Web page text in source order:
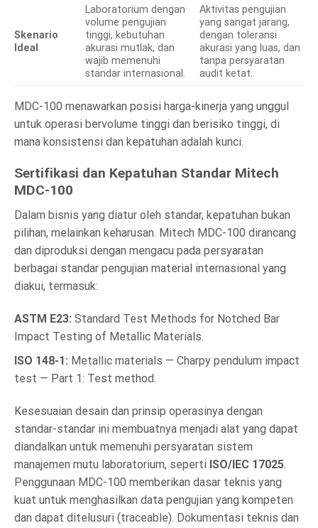
Skenario
Ideal
Laboratorium dengan
volume pengujian
tinggi, kebutuhan
akurasi mutlak, dan
wajib memenuhi
standar internasional.
Aktivitas pengujian
yang sangat jarang,
dengan toleransi
akurasi yang luas, dan
tanpa persyaratan
audit ketat.
MDC-100 menawarkan posisi harga-kinerja yang unggul
untuk operasi bervolume tinggi dan berisiko tinggi, di
mana konsistensi dan kepatuhan adalah kunci.
Sertifikasi dan Kepatuhan Standar Mitech
MDC-100
Dalam bisnis yang diatur oleh standar, kepatuhan bukan
pilihan, melainkan keharusan. Mitech MDC-100 dirancang
dan diproduksi dengan mengacu pada persyaratan
berbagai standar pengujian material internasional yang
diakui, termasuk:
ASTM E23: Standard Test Methods for Notched Bar
Impact Testing of Metallic Materials.
ISO 148-1: Metallic materials — Charpy pendulum impact
test — Part 1: Test method.
Kesesuaian desain dan prinsip operasinya dengan
standar-standar ini membuatnya menjadi alat yang dapat
diandalkan untuk memenuhi persyaratan sistem
manajemen mutu laboratorium, seperti ISO/IEC 17025.
Penggunaan MDC-100 memberikan dasar teknis yang
kuat untuk menghasilkan data pengujian yang kompeten
dan dapat ditelusuri (traceable). Dokumentasi teknis dan